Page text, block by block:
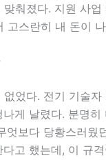
춰졌다. 지원 사
고스란히 내 돈이
었다. 전기 기술
게 날렸다. 분명
엇보다 당황스러웠
고 했는데, 이 규